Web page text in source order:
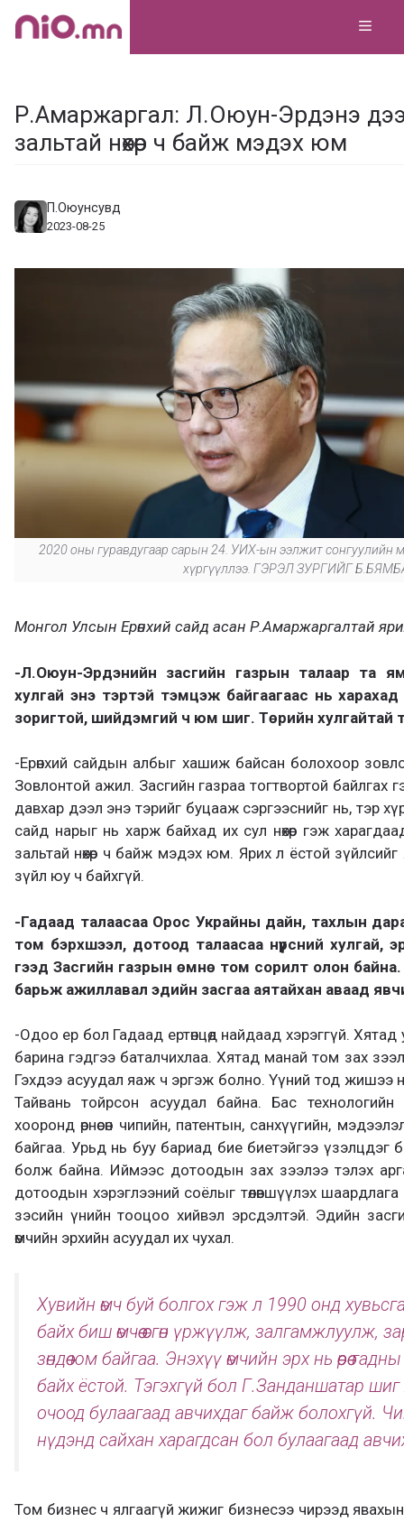
Skip
Р.Амаржаргал: Л.Оюун-Эрдэнэ
зальтай нөхөр ч байж мэдэх юм
П.Оюунсувд
2023-08-25
2020 оны гуравдугаар сарын 24. УИХ-ын ээлжит сонгуулийн
хүргүүллээ. ГЭРЭЛ ЗУРГИЙГ
Монгол Улсын Ерөнхий сайд асан Р.Амаржаргалтай
-Л.Оюун-Эрдэнийн засгийн газрын талаар та
хулгай энэ тэртэй тэмцэж байгаагаас нь харахад
зоригтой, шийдэмгий ч юм шиг. Төрийн хулгайтай
-Ерөнхий сайдын албыг хашиж байсан болохоор
Зовлонтой ажил. Засгийн газраа тогтвортой байлгах
давхар дээл энэ тэрийг буцааж сэргээснийг нь, тэр
сайд нарыг нь харж байхад их сул нөхөр гэж
зальтай нөхөр ч байж мэдэх юм. Ярих л ёстой
зүйл юу ч байхгүй.
-Гадаад талаасаа Орос Украйны дайн, тахлын
том бэрхшээл, дотоод талаасаа нүүрсний
гээд Засгийн газрын өмнө том сорилт олон
барьж ажиллавал эдийн засгаа аятайхан аваад
-Одоо ер бол Гадаад ертөнцөд найдаад хэрэггүй. Хятад
барина гэдгээ баталчихлаа. Хятад манай том зах
Гэхдээ асуудал яаж ч эргэж болно. Үүний тод жишээ
Тайвань тойрсон асуудал байна. Бас
хооронд өрнөсөн чипийн, патентын, санхүүгийн,
байгаа. Урьд нь буу бариад бие биетэйгээ үзэлцдэг
болж байна. Иймээс дотоодын зах зээлээ тэлэх
дотоодын хэрэглээний соёлыг төлөвшүүлэх
зэсийн үнийн тооцоо хийвэл эрсдэлтэй. Эдийн
өмчийн эрхийн асуудал их чухал.
Хувийн өмч буй болгох гэж л 1990 онд
байх биш өмчөө өсгөн үржүүлж, залгамжлуулж,
зөндөө юм байгаа. Энэхүү өмчийн эрх нь өөрөө
байх ёстой. Тэгэхгүй бол Г.Занданшатар
очоод булаагаад авчихдаг байж болохгүй.
нүдэнд сайхан харагдсан бол булаагаад
Том бизнес ч ялгаагүй жижиг бизнесээ чирээд